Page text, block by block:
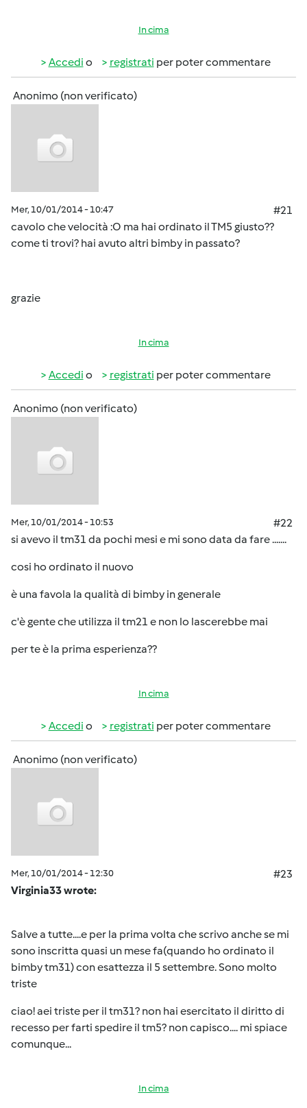
In cima
Accedi o registrati per poter commentare
Anonimo (non verificato)
Mer, 10/01/2014 - 10:47
#21
cavolo che velocità :O ma hai ordinato il TM5 giusto??
come ti trovi? hai avuto altri bimby in passato?
grazie
In cima
Accedi o registrati per poter commentare
Anonimo (non verificato)
Mer, 10/01/2014 - 10:53
#22
si avevo il tm31 da pochi mesi e mi sono data da fare .......
cosi ho ordinato il nuovo
è una favola la qualità di bimby in generale
c'è gente che utilizza il tm21 e non lo lascerebbe mai
per te è la prima esperienza??
In cima
Accedi o registrati per poter commentare
Anonimo (non verificato)
Mer, 10/01/2014 - 12:30
#23
Virginia33 wrote:
Salve a tutte....e per la prima volta che scrivo anche se mi
sono inscritta quasi un mese fa(quando ho ordinato il
bimby tm31) con esattezza il 5 settembre. Sono molto
triste
ciao! aei triste per il tm31? non hai esercitato il diritto di
recesso per farti spedire il tm5? non capisco.... mi spiace
comunque...
In cima